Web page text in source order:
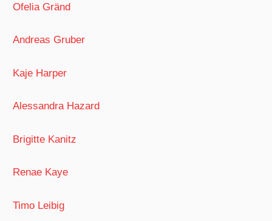
Ofelia Gränd
Andreas Gruber
Kaje Harper
Alessandra Hazard
Brigitte Kanitz
Renae Kaye
Timo Leibig